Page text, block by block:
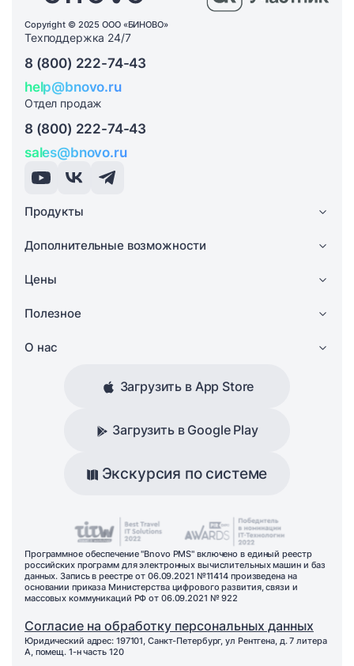
Copyright © 2025 ООО «БИНОВО»
Техподдержка 24/7
8 (800) 222-74-43
help@bnovo.ru
Отдел продаж
8 (800) 222-74-43
sales@bnovo.ru
Продукты
Дополнительные возможности
Цены
Полезное
О нас
Загрузить в App Store
Загрузить в Google Play
Экскурсия по системе
Программное обеспечение "Bnovo PMS" включено в единый реестр
российских программ для электронных вычислительных машин и баз
данных. Запись в реестре от 06.09.2021 №11414 произведена на
основании приказа Министерства цифрового развития, связи и
массовых коммуникаций РФ от 06.09.2021 № 922
Согласие на обработку персональных данных
Юридический адрес: 197101, Санкт-Петербург, ул Рентгена, д. 7 литера
А, помещ. 1-н часть 120